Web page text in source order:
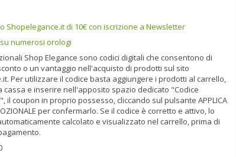
Shopelegance.it di 10€ con iscrizione a Newsletter
numerosi orologi
Shop Elegance sono codici digitali che consentono di
o un vantaggio nell'acquisto di prodotti sul sito
Per utilizzare il codice basta aggiungere i prodotti al carrello,
cassa e inserire nell'apposito spazio dedicato "Codice
il coupon in proprio possesso, cliccando sul pulsante APPLICA
per confermarlo. Se il codice è corretto e attivo, lo
calcolato e visualizzato nel carrello, prima di